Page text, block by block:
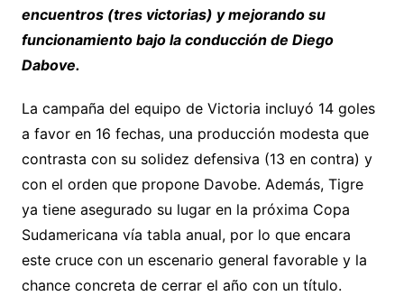
encuentros (tres victorias) y mejorando su
funcionamiento bajo la conducción de Diego
Dabove.
La campaña del equipo de Victoria incluyó 14 goles
a favor en 16 fechas, una producción modesta que
contrasta con su solidez defensiva (13 en contra) y
con el orden que propone Davobe. Además, Tigre
ya tiene asegurado su lugar en la próxima Copa
Sudamericana vía tabla anual, por lo que encara
este cruce con un escenario general favorable y la
chance concreta de cerrar el año con un título.